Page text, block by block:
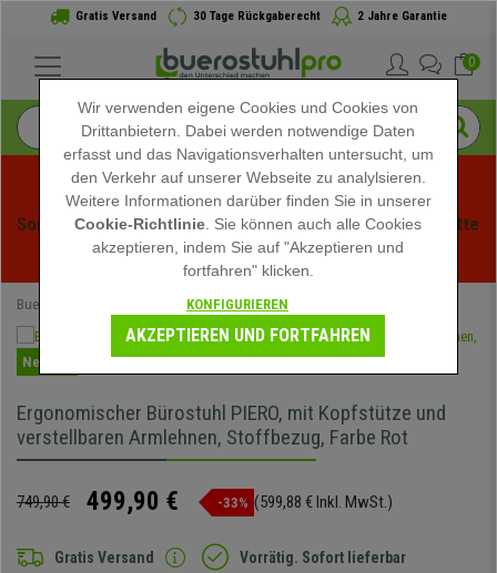
Gratis Versand 30 Tage Rückgaberecht 2 Jahre Garantie
0
Sommerschlussverauf bei buerstuhlpro! Exklusive Rabatte
für kurze Zeit - Aktion ansehen -
Buerostuhlpro
Neuheit
Ergonomischer Bürostuhl PIERO, mit Kopfstütze und
verstellbaren Armlehnen, Stoffbezug, Farbe Rot
749,90 € 499,90 € -33% (599,88 € Inkl. MwSt.)
Gratis Versand Vorrätig. Sofort lieferbar
Wir verwenden eigene Cookies und Cookies von
Drittanbietern. Dabei werden notwendige Daten
erfasst und das Navigationsverhalten untersucht, um
den Verkehr auf unserer Webseite zu analylsieren.
Weitere Informationen darüber finden Sie in unserer
Cookie-Richtlinie . Sie können auch alle Cookies
akzeptieren, indem Sie auf "Akzeptieren und
fortfahren" klicken.
KONFIGURIEREN
AKZEPTIEREN UND FORTFAHREN